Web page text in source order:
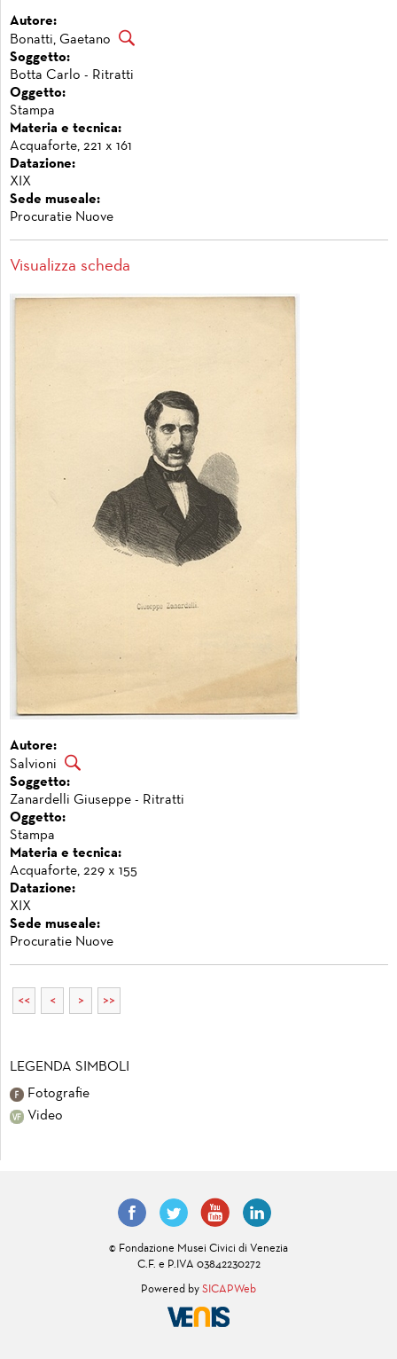
Autore:
Bonatti, Gaetano
Soggetto:
Botta Carlo - Ritratti
Oggetto:
Stampa
Materia e tecnica:
Acquaforte, 221 x 161
Datazione:
XIX
Sede museale:
Procuratie Nuove
Visualizza scheda
Autore:
Salvioni
Soggetto:
Zanardelli Giuseppe - Ritratti
Oggetto:
Stampa
Materia e tecnica:
Acquaforte, 229 x 155
Datazione:
XIX
Sede museale:
Procuratie Nuove
<< < > >>
LEGENDA SIMBOLI
Fotografie
Video
© Fondazione Musei Civici di Venezia
C.F. e P.IVA 03842230272
Powered by SICAPWeb